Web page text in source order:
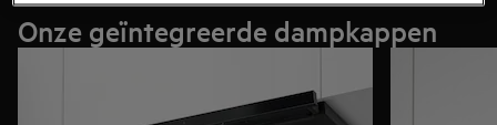
Onze geïntegreerde dampkappen